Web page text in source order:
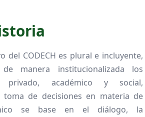
del CODECH es plural e incluyente,
manera institucionalizada los
privado, académico y social,
de decisiones en materia de
se base en el diálogo, la